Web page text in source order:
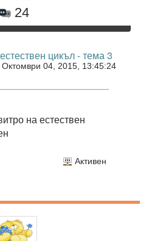
24
цикъл - тема 3
Октомври 04, 2015, 13:45:24
на естествен
Активен